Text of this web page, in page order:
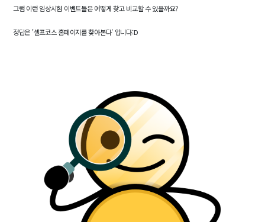
그럼 이런 임상시험 이벤트들은 어떻게 찾고 비교할 수 있을까요?
정답은 '셀프코스 홈페이지를 찾아본다' 입니다:D